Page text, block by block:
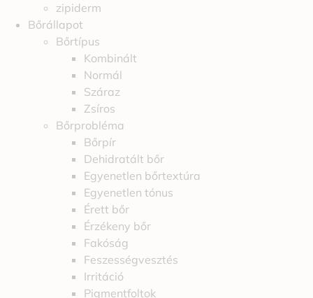
zipiderm
Bőrállapot
Bőrtípus
Kombinált
Normál
Száraz
Zsíros
Bőrprobléma
Bőrpír
Dehidratált bőr
Egyenetlen bőrtextúra
Egyenetlen tónus
Érett bőr
Érzékeny bőr
Fakóság
Feszességvesztés
Irritáció
Pigmentfoltok